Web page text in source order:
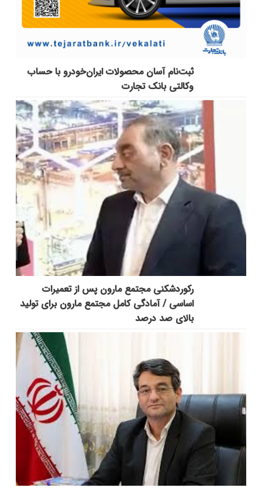
ثبت‌نام آسان محصولات ایران‌خودرو با حساب
وکالتی بانک تجارت
رکوردشکنی مجتمع مارون پس از تعمیرات
اساسی / آمادگی کامل مجتمع مارون برای تولید
بالای صد درصد